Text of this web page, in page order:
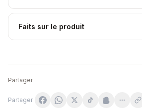
Faits sur le produit
Partager
Partager